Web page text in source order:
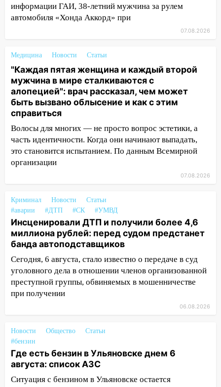
10:27 Где есть бензин в Ульяновске
днем 6 августа: список АЗС
10:00 В Старомайнском районе утонул
51-летний мужчина
09:50 В Ульяновске черный коршун
застрял в тепловозе
09:44 Ульяновские спасатели помогли
юному велосипедисту на улице
Чернышевского
08:21 В Заволжском районе украли два
07:18
В Ульяновск идет
тридцатиградусная жара: какая будет
погода в четверг
06:00 Четыре года борьбы: ульяновские
юристы помогли женщине засудить УК
за плесень на стенах
05:00 Кому 6 августа звезды сулят
прибыль, а кому — испытания на
прочность
22:58
Соцсети: на проспекте Тюленева
ДТП с мотоциклистом
20:22 Мошенники обманули 92-летнюю
жительницу Ульяновской области
информации ГАИ, 38-летний мужчина за рулем
автомобиля «Хонда Аккорд» при
07.08.2026
Медицина Новости Статьи
"Каждая пятая женщина и каждый второй
мужчина в мире сталкиваются с
алопецией": врач рассказал, чем может
быть вызвано облысение и как с этим
справиться
Волосы для многих — не просто вопрос эстетики, а
часть идентичности. Когда они начинают выпадать,
это становится испытанием. По данным Всемирной
организации
07.08.2026
Криминал Новости
Статьи
#аварии
#ДТП #СК #УМВД
Инсценировали ДТП и получили более 4,6
миллиона рублей: перед судом предстанет
банда автоподставщиков
Сегодня, 6 августа, стало известно о передаче в суд
уголовного дела в отношении членов организованной
преступной группы, обвиняемых в мошенничестве
при получении
06.08.2026
Новости Общество
Статьи
#бензин
Где есть бензин в Ульяновске днем 6
августа: список АЗС
Ситуация с бензином в Ульяновске остается